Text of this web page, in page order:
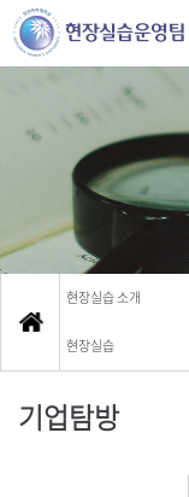
현장실습 소개
현장실습
기업탐방